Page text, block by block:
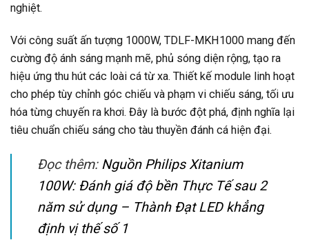
nghiệt.
Với công suất ấn tượng 1000W, TDLF-MKH1000 mang đến
cường độ ánh sáng mạnh mẽ, phủ sóng diện rộng, tạo ra
hiệu ứng thu hút các loài cá từ xa. Thiết kế module linh hoạt
cho phép tùy chỉnh góc chiếu và phạm vi chiếu sáng, tối ưu
hóa từng chuyến ra khơi. Đây là bước đột phá, định nghĩa lại
tiêu chuẩn chiếu sáng cho tàu thuyền đánh cá hiện đại.
Đọc thêm: Nguồn Philips Xitanium
100W: Đánh giá độ bền Thực Tế sau 2
năm sử dụng – Thành Đạt LED khẳng
định vị thế số 1